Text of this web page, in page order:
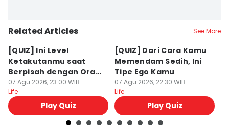
Related Articles See More
[QUIZ] Ini Level
Ketakutanmu saat
Berpisah dengan Orang
Lain
07 Agu 2026, 23:00 WIB
Life
Play Quiz
[QUIZ] Dari Cara Kamu
Memendam Sedih, Ini
Tipe Ego Kamu
07 Agu 2026, 22:30 WIB
Life
Play Quiz